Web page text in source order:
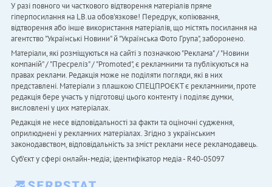
У разі повного чи часткового відтворення матеріалів пряме
гіперпосилання на LB.ua обов'язкове! Передрук, копіювання,
відтворення або інше використання матеріалів, що містять посилання на
агентство "Українськi Новини" й "Українська Фото Група", заборонено.
Матеріали, які розміщуються на сайті з позначкою "Реклама" / "Новини
компаній" / "Пресреліз" / "Promoted", є рекламними та публікуються на
правах реклами. Редакція може не поділяти погляди, які в них
представлені. Матеріали з плашкою СПЕЦПРОЄКТ є рекламними, проте
редакція бере участь у підготовці цього контенту і поділяє думки,
висловлені у цих матеріалах.
Редакція не несе відповідальності за факти та оціночні судження,
оприлюднені у рекламних матеріалах. Згідно з українським
законодавством, відповідальність за зміст реклами несе рекламодавець.
Cуб'єкт у сфері онлайн-медіа; ідентифікатор медіа - R40-05097